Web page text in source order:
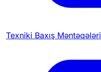
Texniki Baxış Məntəqələri